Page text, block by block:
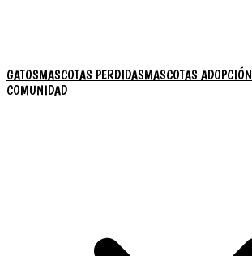
GATOSMASCOTAS PERDIDASMASCOTAS ADOPCIÓN
COMUNIDAD